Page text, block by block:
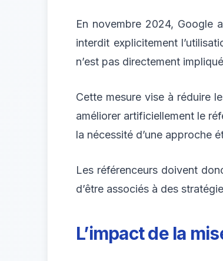
En novembre 2024, Google
interdit explicitement
n’est pas directement
Cette mesure vise à réduire
améliorer artificiellement le
la nécessité d’une approche
Les référenceurs doivent
d’être associés à des
L’impact de la